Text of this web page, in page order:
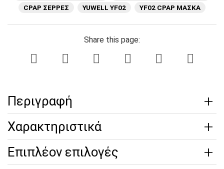
CPAP ΣΈΡΡΕΣ
YUWELL YF02 YF02 CPAP ΜΆΣΚΑ
Share this page:
Περιγραφή
Χαρακτηριστικά
Επιπλέον επιλογές